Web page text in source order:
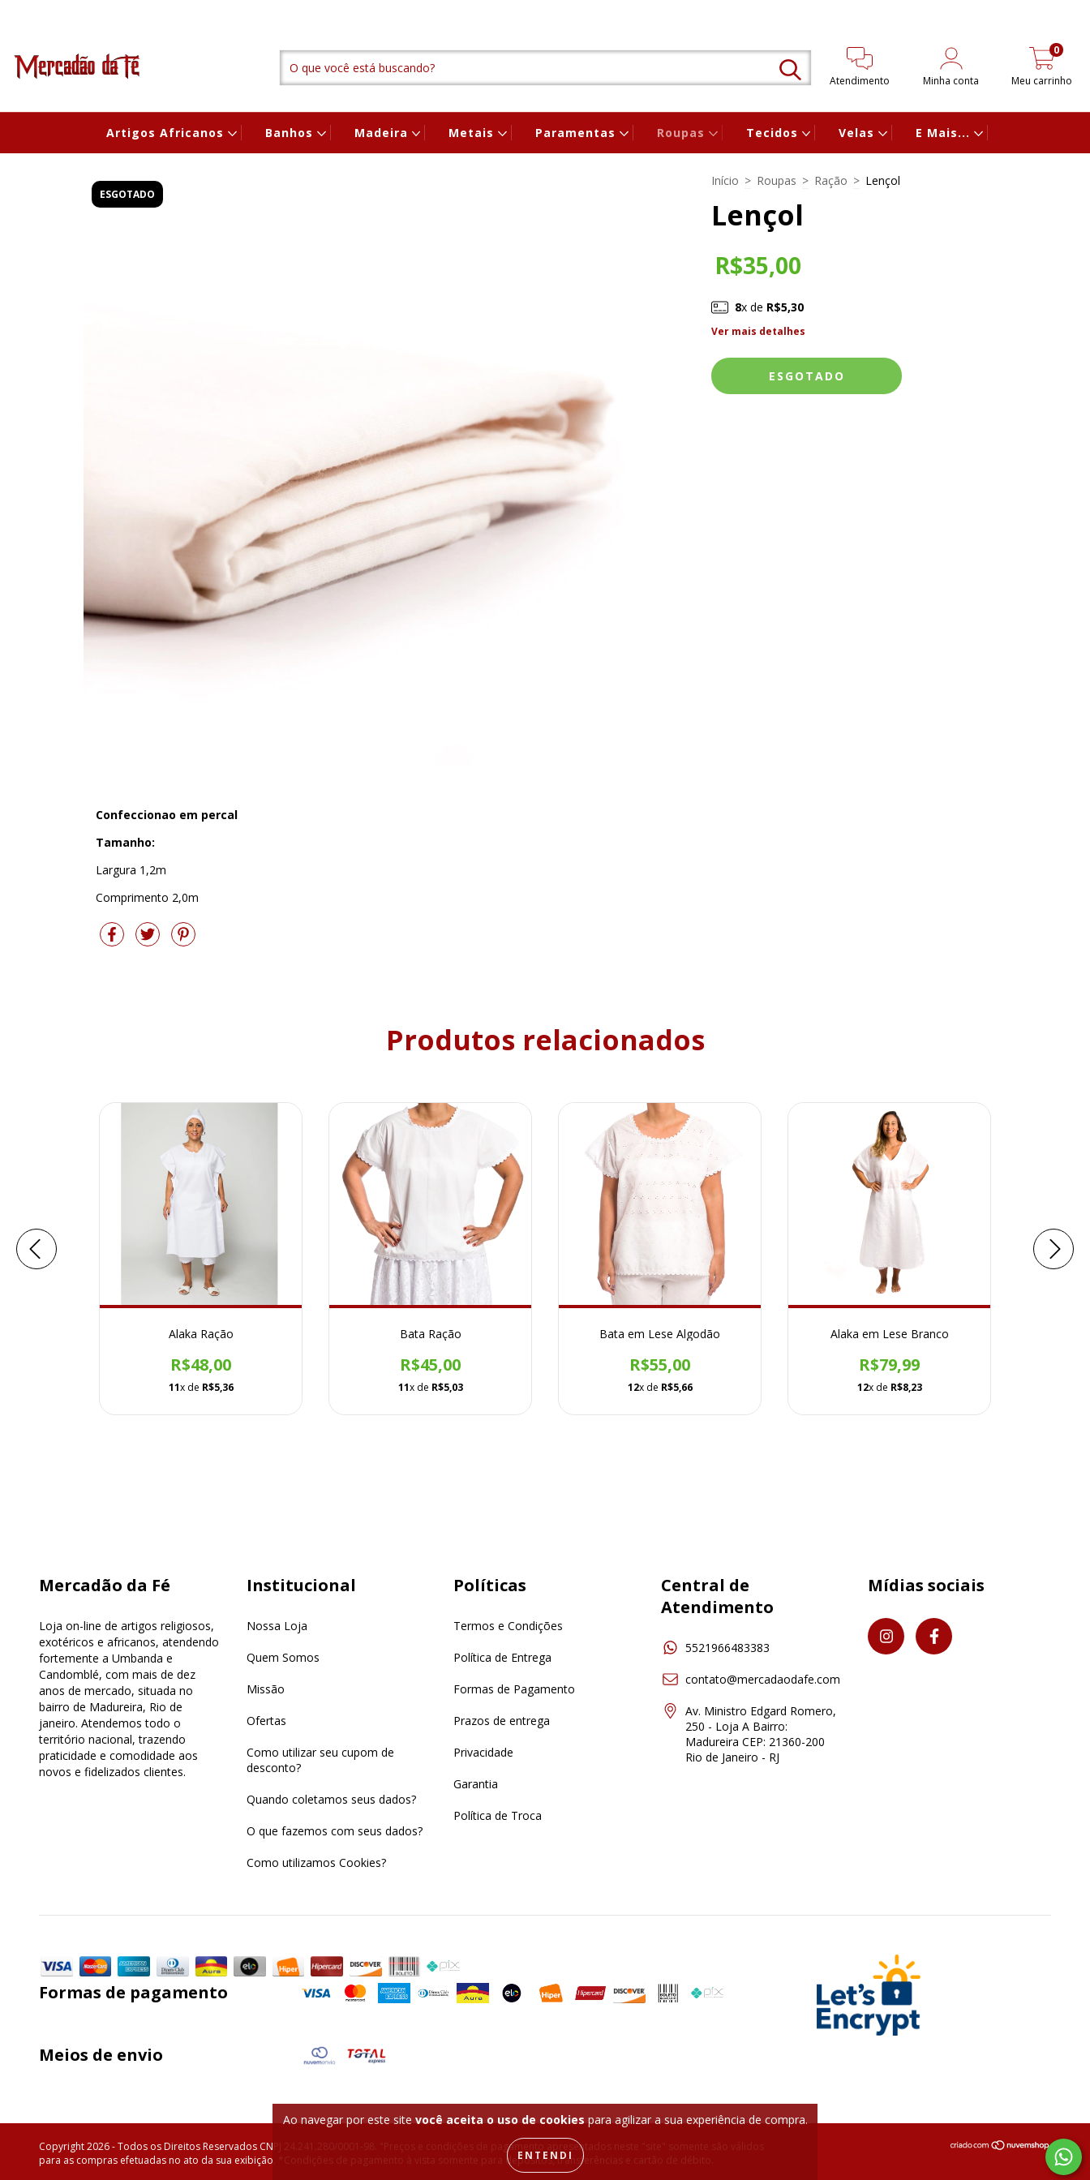
Atendimento Minha conta Meu carrinho
0
Artigos Africanos Banhos Madeira Metais Paramentas Roupas Tecidos Velas E Mais...
Ao navegar por este sitevocê aceita o uso de cookiespara agilizar a sua experiência de compra.
ENTENDI
ESGOTADO
Confeccionao em percal
Tamanho:
Largura 1,2m
Comprimento 2,0m
Início > Roupas > Ração > Lençol
Lençol
R$35,00
8x de R$5,30
Ver mais detalhes
Produtos relacionados
Alaka Ração
R$48,00
11x de R$5,36
Bata Ração
R$45,00
11x de R$5,03
Bata em Lese Algodão
R$55,00
12x de R$5,66
Alaka em Lese Branco
R$79,99
12x de R$8,23
Mercadão da Fé
Loja on-line de artigos religiosos,
exotéricos e africanos, atendendo
fortemente a Umbanda e
Candomblé, com mais de dez
anos de mercado, situada no
bairro de Madureira, Rio de
janeiro. Atendemos todo o
território nacional, trazendo
praticidade e comodidade aos
novos e fidelizados clientes.
Institucional
Nossa Loja
Quem Somos
Missão
Ofertas
Como utilizar seu cupom de
desconto?
Quando coletamos seus dados?
O que fazemos com seus dados?
Como utilizamos Cookies?
Políticas
Termos e Condições
Política de Entrega
Formas de Pagamento
Prazos de entrega
Privacidade
Garantia
Política de Troca
Central de
Atendimento
5521966483383
contato@mercadaodafe.com
Av. Ministro Edgard Romero,
250 - Loja A Bairro:
Madureira CEP: 21360-200
Rio de Janeiro - RJ
Mídias sociais
Formas de pagamento
Meios de envio
Copyright 2026 - Todos os Direitos Reservados CNPJ 24.241.280/0001-98. "Preços e condições de pagamento apresentados neste "site" somente são válidos
para as compras efetuadas no ato da sua exibição. *Condições de pagamento à vista somente para depósitos, transferências e cartão de débito.